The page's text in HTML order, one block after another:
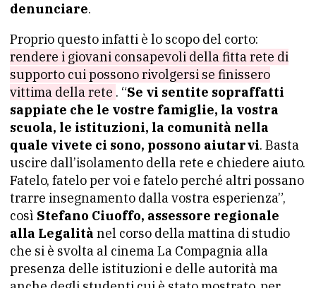
denunciare.
Proprio questo infatti è lo scopo del corto:
rendere i giovani consapevoli della fitta rete di
supporto cui possono rivolgersi se finissero
vittima della rete . “Se vi sentite sopraffatti
sappiate che le vostre famiglie, la vostra
scuola, le istituzioni, la comunità nella
quale vivete ci sono, possono aiutarvi. Basta
uscire dall’isolamento della rete e chiedere aiuto.
Fatelo, fatelo per voi e fatelo perché altri possano
trarre insegnamento dalla vostra esperienza”,
così Stefano Ciuoffo, assessore regionale
alla Legalità nel corso della mattina di studio
che si è svolta al cinema La Compagnia alla
presenza delle istituzioni e delle autorità ma